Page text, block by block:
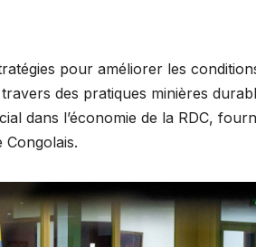
pour améliorer les
des pratiques minières
dans l’économie de la RDC,
Congolais.